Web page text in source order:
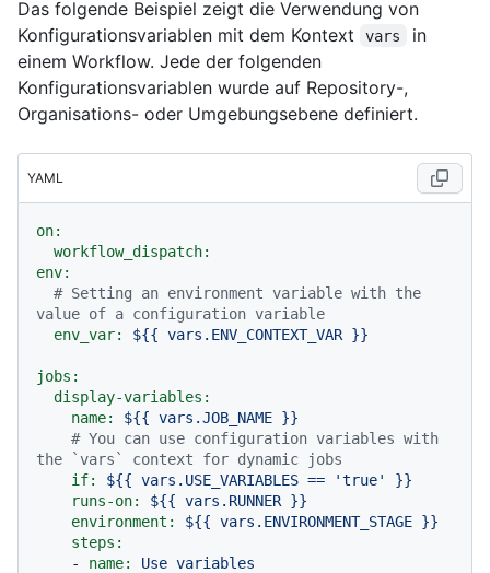
Das folgende Beispiel zeigt die Verwendung von
Konfigurationsvariablen mit dem Kontext
vars
in
einem Workflow. Jede der folgenden
Konfigurationsvariablen wurde auf Repository-,
Organisations- oder Umgebungsebene definiert.
YAML
on:
workflow_dispatch:
env:
# Setting an environment variable with the
value of a configuration variable
env_var:
${{ vars.ENV_CONTEXT_VAR }}
jobs:
display-variables:
name:
${{ vars.JOB_NAME }}
# You can use configuration variables with
the `vars` context for dynamic jobs
if:
${{ vars.USE_VARIABLES == 'true'
}}
runs-on:
${{ vars.RUNNER }}
environment:
${{ vars.ENVIRONMENT_STAGE }}
steps:
-
name: Use variables